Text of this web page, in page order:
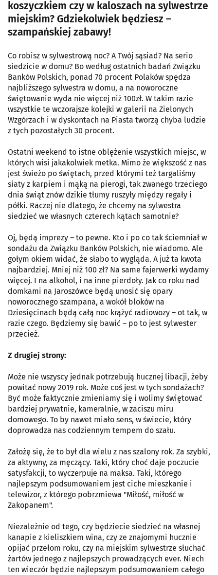
koszyczkiem czy w kaloszach na sylwestrze
miejskim? Gdziekolwiek będziesz –
szampańskiej zabawy!
Co robisz w sylwestrową noc? A Twój sąsiad? Na serio
siedzicie w domu? Bo według ostatnich badań Związku
Banków Polskich, ponad 70 procent Polaków spędza
najbliższego sylwestra w domu, a na noworoczne
świętowanie wyda nie więcej niż 100zł. W takim razie
wszystkie te wczorajsze kolejki w galerii na Zielonych
Wzgórzach i w dyskontach na Piasta tworzą chyba ludzie
z tych pozostałych 30 procent.
Ostatni weekend to istne oblężenie wszystkich miejsc, w
których wisi jakakolwiek metka. Mimo że większość z nas
jest świeżo po świętach, przed którymi też targaliśmy
siaty z karpiem i mąką na pierogi, tak zwanego trzeciego
dnia świąt znów dzikie tłumy ruszyły między regały i
półki. Raczej nie dlatego, że chcemy na sylwestra
siedzieć we własnych czterech kątach samotnie?
Oj, będą imprezy – to pewne. Kto i po co tak ściemniał w
sondażu da Związku Banków Polskich, nie wiadomo. Ale
gołym okiem widać, że słabo to wygląda. A już ta kwota
najbardziej. Mniej niż 100 zł? Na same fajerwerki wydamy
więcej. I na alkohol, i na inne pierdoły. Jak co roku nad
domkami na Jaroszówce będą unosić się opary
noworocznego szampana, a wokół bloków na
Dziesięcinach będą całą noc krążyć radiowozy – ot tak, w
razie czego. Będziemy się bawić – po to jest sylwester
przecież.
Z drugiej strony:
Może nie wszyscy jednak potrzebują hucznej libacji, żeby
powitać nowy 2019 rok. Może coś jest w tych sondażach?
Być może faktycznie zmieniamy się i wolimy świętować
bardziej prywatnie, kameralnie, w zaciszu miru
domowego. To by nawet miało sens, w świecie, który
doprowadza nas codziennym tempem do szału.
Założę się, że to był dla wielu z nas szalony rok. Za szybki,
za aktywny, za męczący. Taki, który choć daje poczucie
satysfakcji, to wyczerpuje na maksa. Taki, którego
najlepszym podsumowaniem jest ciche mieszkanie i
telewizor, z którego pobrzmiewa "Miłość, miłość w
Zakopanem".
Niezależnie od tego, czy będziecie siedzieć na własnej
kanapie z kieliszkiem wina, czy ze znajomymi hucznie
opijać przełom roku, czy na miejskim sylwestrze słuchać
żartów jednego z najlepszych prowadzących ever. Niech
ten wieczór będzie najlepszym podsumowaniem całego